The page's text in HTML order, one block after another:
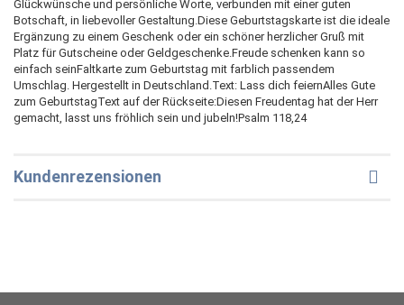
Glückwünsche und persönliche Worte, verbunden mit einer guten
Botschaft, in liebevoller Gestaltung.Diese Geburtstagskarte ist die ideale
Ergänzung zu einem Geschenk oder ein schöner herzlicher Gruß mit
Platz für Gutscheine oder Geldgeschenke.Freude schenken kann so
einfach seinFaltkarte zum Geburtstag mit farblich passendem
Umschlag. Hergestellt in Deutschland.Text: Lass dich feiernAlles Gute
zum GeburtstagText auf der Rückseite:Diesen Freudentag hat der Herr
gemacht, lasst uns fröhlich sein und jubeln!Psalm 118,24
Kundenrezensionen